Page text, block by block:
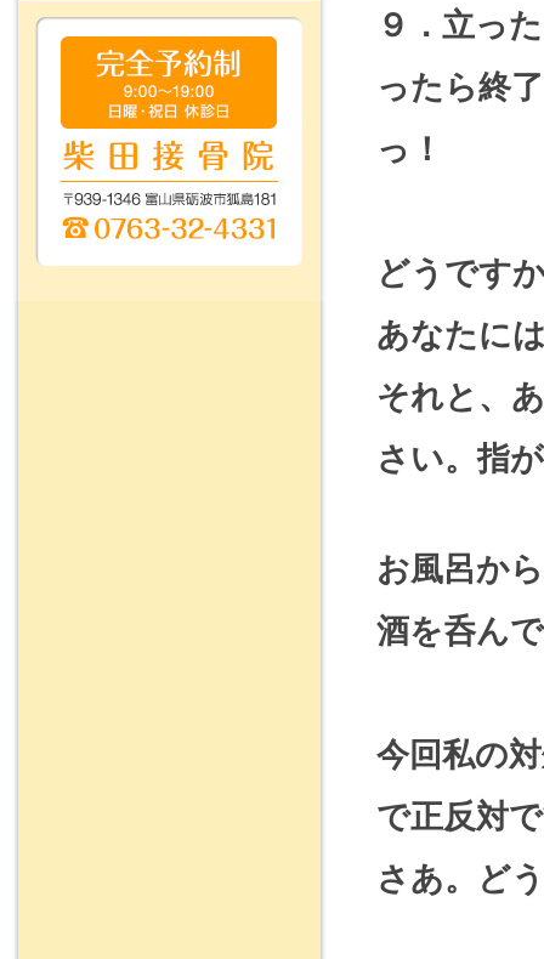
９．立っ
ったら終
っ！
どうです
あなたに
それと、
さい。指
お風呂か
酒を呑ん
今回私の
で正反対
さあ。ど